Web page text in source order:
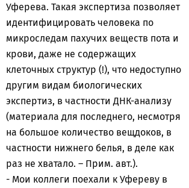
Уферева. Такая экспертиза позволяет
идентифицировать человека по
микроследам пахучих веществ пота и
крови, даже не содержащих
клеточных структур (!), что недоступно
другим видам биологических
экспертиз, в частности ДНК-анализу
(материала для последнего, несмотря
на большое количество вещдоков, в
частности нижнего белья, в деле как
раз не хватало. – Прим. авт.).
- Мои коллеги поехали к Уфереву в